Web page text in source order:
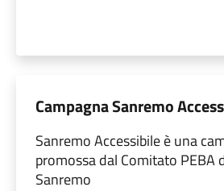
Campagna Sanremo
Sanremo Accessibile è una
promossa dal Comitato PEBA
Sanremo